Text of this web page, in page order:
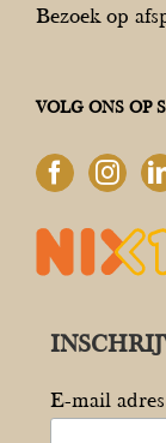
Bezoek op
VOLG ONS OP
E-mail adres